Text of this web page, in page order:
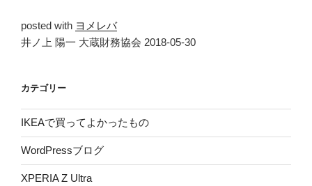
posted with ヨメレバ
井ノ上 陽一 大蔵財務協会 2018-05-30
カテゴリー
IKEAで買ってよかったもの
WordPressブログ
XPERIA Z Ultra